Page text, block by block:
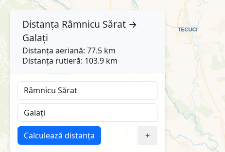
Distanța Râmnicu Sărat →
Galați
Distanța aeriană: 77.5 km
Distanța rutieră: 103.9 km
Calculează distanța +